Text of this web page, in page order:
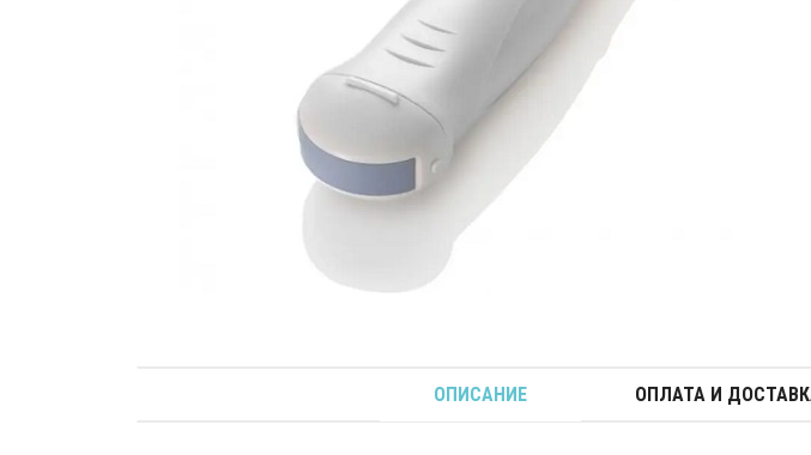
ОПИСАНИЕ ОПЛАТА И